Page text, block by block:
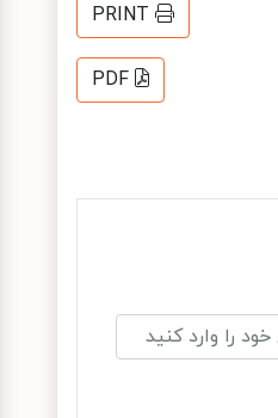
PRINT
PDF